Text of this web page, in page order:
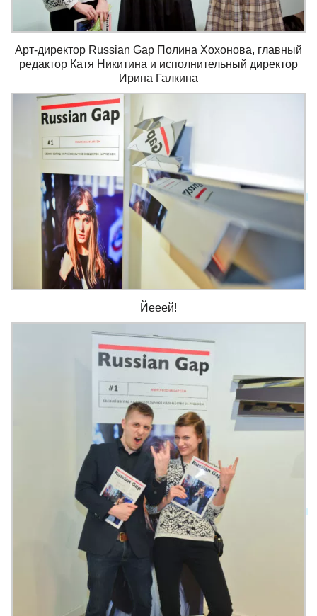
Арт-директор Russian Gap Полина Хохонова, главный
редактор Катя Никитина и исполнительный директор
Ирина Галкина
Йееей!